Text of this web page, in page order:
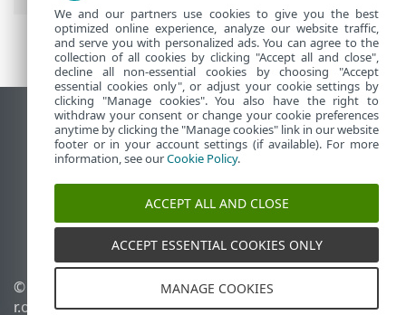
Afficher le site pour ordinateur de bureau
End of Life
Base de connaissances ESET
Forum ESET
ESET Status Portal
Assistance régionale
© 1992 - 2026 ESET, spol. s
r.o. - Tous droits réservés.
Gérer les témoins
Politique relative aux
We and our partners use cookies to give you the best
optimized online experience, analyze our website traffic,
and serve you with personalized ads. You can agree to the
collection of all cookies by clicking "Accept all and close",
decline all non-essential cookies by choosing "Accept
essential cookies only", or adjust your cookie settings by
clicking "Manage cookies". You also have the right to
withdraw your consent or change your cookie preferences
anytime by clicking the "Manage cookies" link in our website
footer or in your account settings (if available). For more
information, see ourCookie Policy.
ACCEPT ALL AND CLOSE
ACCEPT ESSENTIAL COOKIES ONLY
MANAGE COOKIES